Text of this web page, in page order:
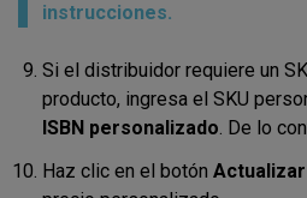
instrucciones.
Si el distribuidor requiere un
producto, ingresa el SKU
ISBN personalizado. De lo
Haz clic en el botón